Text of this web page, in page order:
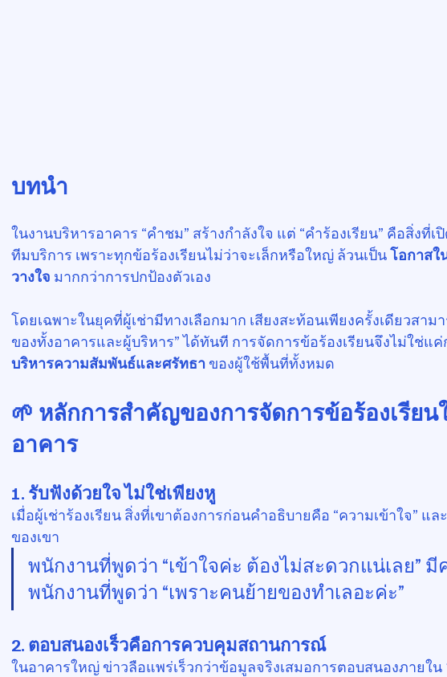
บทนำ
ในงานบริหารอาคาร “คำชม” สร้างกำลังใจ แต่ “คำร้องเรียน” คือสิ่งที่
ทีมบริการ เพราะทุกข้อร้องเรียนไม่ว่าจะเล็กหรือใหญ่ ล้วนเป็น โอกาสใ
วางใจ มากกว่าการปกป้องตัวเอง
โดยเฉพาะในยุคที่ผู้เช่ามีทางเลือกมาก เสียงสะท้อนเพียงครั้งเดียวสา
ของทั้งอาคารและผู้บริหาร” ได้ทันที การจัดการข้อร้องเรียนจึงไม่ใช่แ
บริหารความสัมพันธ์และศรัทธา ของผู้ใช้พื้นที่ทั้งหมด
🌱 หลักการสำคัญของการจัดการข้อร้องเรียน
อาคาร
1. รับฟังด้วยใจ ไม่ใช่เพียงหู
เมื่อผู้เช่าร้องเรียน สิ่งที่เขาต้องการก่อนคำอธิบายคือ “ความเข้าใจ” แ
ของเขา
พนักงานที่พูดว่า “เข้าใจค่ะ ต้องไม่สะดวกแน่เลย”
พนักงานที่พูดว่า “เพราะคนย้ายของทำเลอะค่ะ”
2. ตอบสนองเร็วคือการควบคุมสถานการณ์
ในอาคารใหญ่ ข่าวลือแพร่เร็วกว่าข้อมูลจริงเสมอการตอบสนองภายใ